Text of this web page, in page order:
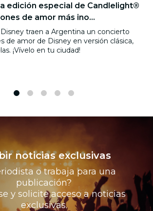
edición especial de Candlelight®
de amor más ino...
traen a Argentina un concierto
de amor de Disney en versión clásica,
¡Vívelo en tu ciudad!
noticias exclusivas
o trabaja para una
publicación?
y solicite acceso a noticias
exclusivas.